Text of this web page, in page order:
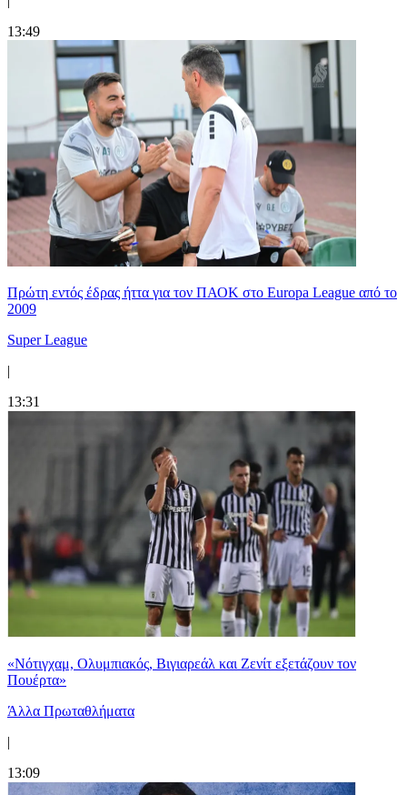
13:49
Πρώτη εντός έδρας ήττα για τον ΠΑΟΚ στο Europa League από το
2009
Super League
|
13:31
«Νότιγχαμ, Ολυμπιακός, Βιγιαρεάλ και Ζενίτ εξετάζουν τον
Πουέρτα»
Άλλα Πρωταθλήματα
|
13:09